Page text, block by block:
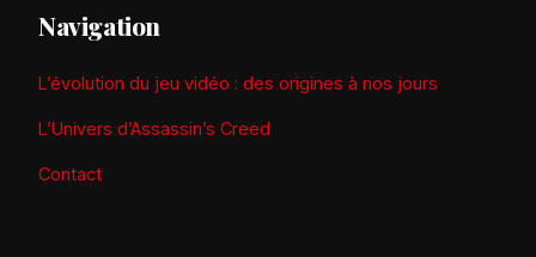
Navigation
L’évolution du jeu vidéo : des origines à nos jours
L’Univers d’Assassin’s Creed
Contact